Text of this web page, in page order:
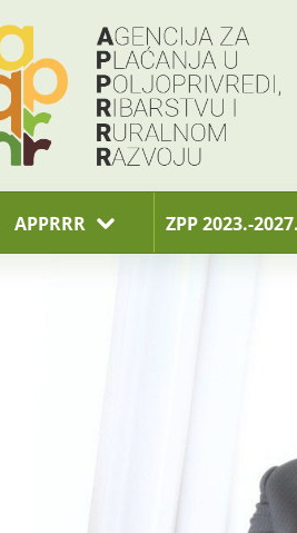
APPRRR ZPP 2023.-2027.